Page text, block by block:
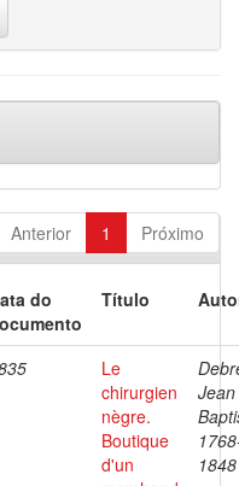
Anterior 1 Próximo
do
Título
Le
chirurgien
nègre.
Boutique
d'un
Jean
1848